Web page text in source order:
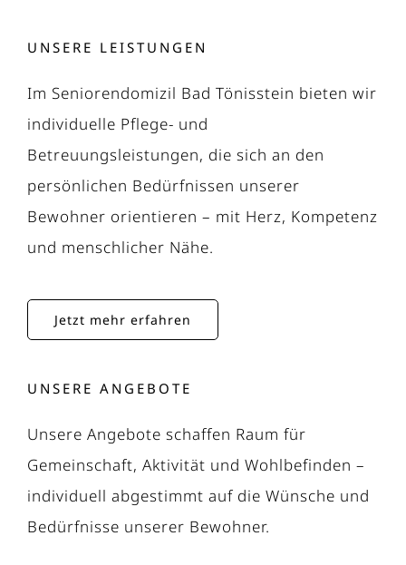
UNSERE LEISTUNGEN
Im Seniorendomizil Bad Tönisstein bieten wir
individuelle Pflege- und
Betreuungsleistungen, die sich an den
persönlichen Bedürfnissen unserer
Bewohner orientieren – mit Herz, Kompetenz
und menschlicher Nähe.
Jetzt mehr erfahren
UNSERE ANGEBOTE
Unsere Angebote schaffen Raum für
Gemeinschaft, Aktivität und Wohlbefinden –
individuell abgestimmt auf die Wünsche und
Bedürfnisse unserer Bewohner.